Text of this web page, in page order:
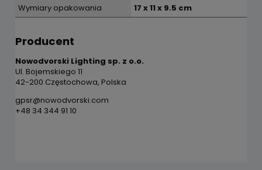
Wymiary opakowania
17 x 11 x 9.5 cm
Producent
Nowodvorski Lighting sp. z o.o.
Ul. Bojemskiego 11
42-200 Częstochowa, Polska
gpsr@nowodvorski.com
+48 34 344 91 10